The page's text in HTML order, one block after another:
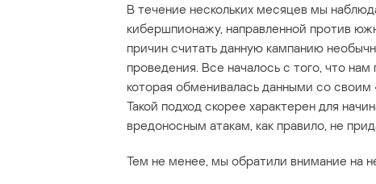
В течение нескольких месяцев мы
кибершпионажу, направленной против
причин считать данную кампанию
проведения. Все началось с того, что
которая обменивалась данными со
Такой подход скорее характерен для
вредоносным атакам, как правило, не
Тем не менее, мы обратили внимание на